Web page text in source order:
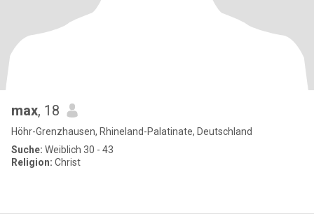
max, 18
Höhr-Grenzhausen, Rhineland-Palatinate, Deutschland
Suche: Weiblich 30 - 43
Religion: Christ